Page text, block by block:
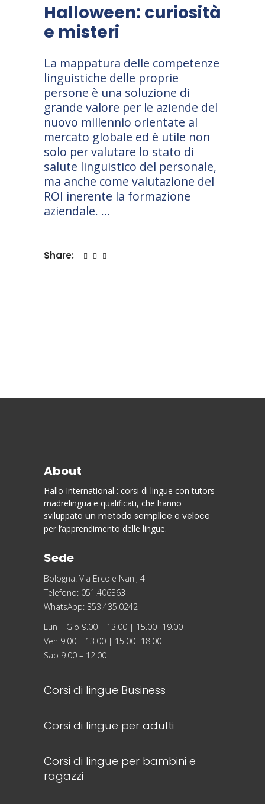
Halloween: curiosità
e misteri
La mappatura delle competenze
linguistiche delle proprie
persone è una soluzione di
grande valore per le aziende del
nuovo millennio orientate al
mercato globale ed è utile non
solo per valutare lo stato di
salute linguistico del personale,
ma anche come valutazione del
ROI inerente la formazione
aziendale.
Share:
About
Hallo International : corsi di lingue con tutors
madrelingua e qualificati, che hanno
sviluppato un metodo semplice e veloce
per l’apprendimento delle lingue.
Sede
Bologna: Via Ercole Nani, 4
Telefono: 051.406363
WhatsApp: 353.435.0242
Lun – Gio 9.00 – 13.00 | 15.00 -19.00
Ven 9.00 – 13.00 | 15.00 -18.00
Sab 9.00 – 12.00
Corsi di lingue Business
Corsi di lingue per adulti
Corsi di lingue per bambini e
ragazzi